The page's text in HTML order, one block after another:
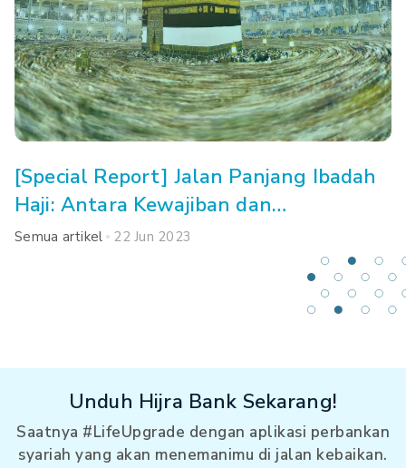
[Special Report] Jalan Panjang Ibadah
Haji: Antara Kewajiban dan
Kemampuan
Semua artikel 22 Jun 2023
Unduh Hijra Bank Sekarang!
Saatnya #LifeUpgrade dengan aplikasi perbankan
syariah yang akan menemanimu di jalan kebaikan.